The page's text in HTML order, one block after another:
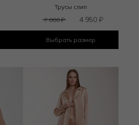
Трусы слип
7 000₽ 4 950 ₽
Выбрать размер